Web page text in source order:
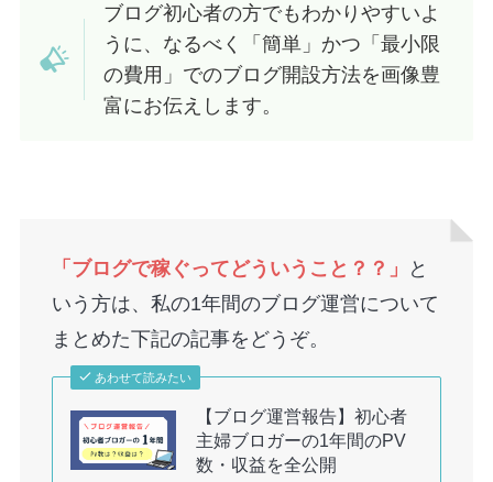
ブログ初心者の方でもわかりやすいよ
うに、なるべく「簡単」かつ「最小限
の費用」でのブログ開設方法を画像豊
富にお伝えします。
「ブログで稼ぐってどういうこと？？」
と
いう方は、私の1年間のブログ運営について
まとめた下記の記事をどうぞ。
あわせて読みたい
【ブログ運営報告】初心者
主婦ブロガーの1年間のPV
数・収益を全公開